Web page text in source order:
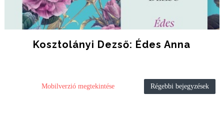
Kosztolányi Dezső: Édes Anna
Régebbi bejegyzések
Mobilverzió megtekintése